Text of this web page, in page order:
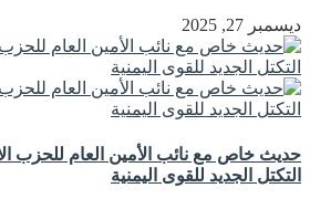
ديسمبر 27, 2025
حديث خاص مع نائب الأمين العام للحزب
التكتل الجديد للقوى اليمنية